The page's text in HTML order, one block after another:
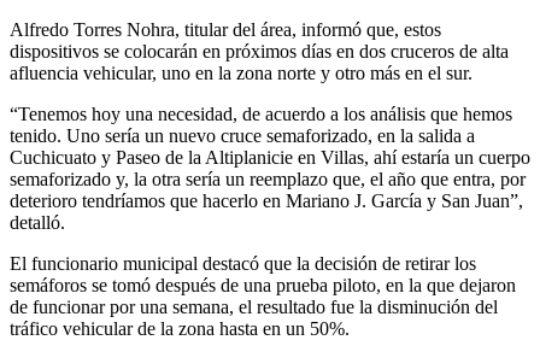
Alfredo Torres Nohra, titular del área, informó que, estos
dispositivos se colocarán en próximos días en dos cruceros de alta
afluencia vehicular, uno en la zona norte y otro más en el sur.
“Tenemos hoy una necesidad, de acuerdo a los análisis que hemos
tenido. Uno sería un nuevo cruce semaforizado, en la salida a
Cuchicuato y Paseo de la Altiplanicie en Villas, ahí estaría un cuerpo
semaforizado y, la otra sería un reemplazo que, el año que entra, por
deterioro tendríamos que hacerlo en Mariano J. García y San Juan”,
detalló.
El funcionario municipal destacó que la decisión de retirar los
semáforos se tomó después de una prueba piloto, en la que dejaron
de funcionar por una semana, el resultado fue la disminución del
tráfico vehicular de la zona hasta en un 50%.